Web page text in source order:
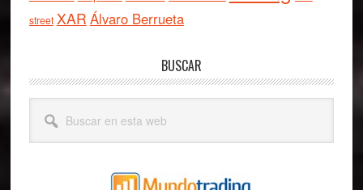
street XAR Álvaro Berrueta
BUSCAR
esta